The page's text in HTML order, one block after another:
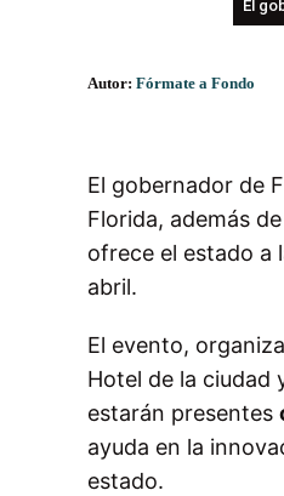
El
Autor: Fórmate a Fondo
El gobernador de
Florida, además
ofrece el estado a
abril.
El evento,
Hotel de la ciudad
estarán presentes
ayuda en la
estado.